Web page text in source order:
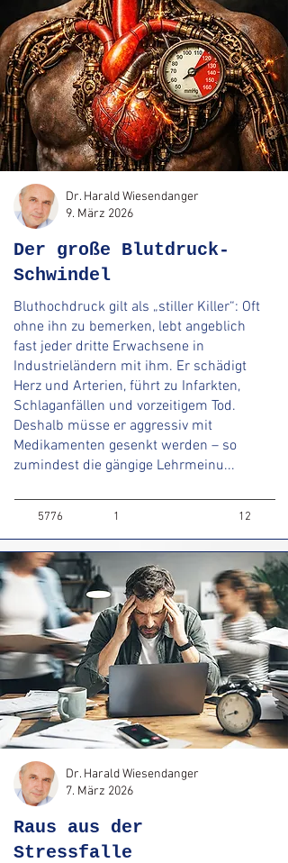
Dr. Harald Wiesendanger
9. März 2026
Der große Blutdruck-
Schwindel
Bluthochdruck gilt als „stiller Killer“: Oft
ohne ihn zu bemerken, lebt angeblich
fast jeder dritte Erwachsene in
Industrieländern mit ihm. Er schädigt
Herz und Arterien, führt zu Infarkten,
Schlaganfällen und vorzeitigem Tod.
Deshalb müsse er aggressiv mit
Medikamenten gesenkt werden – so
zumindest die gängige Lehrmeinu...
5776 1 12
Dr. Harald Wiesendanger
7. März 2026
Raus aus der
Stressfalle